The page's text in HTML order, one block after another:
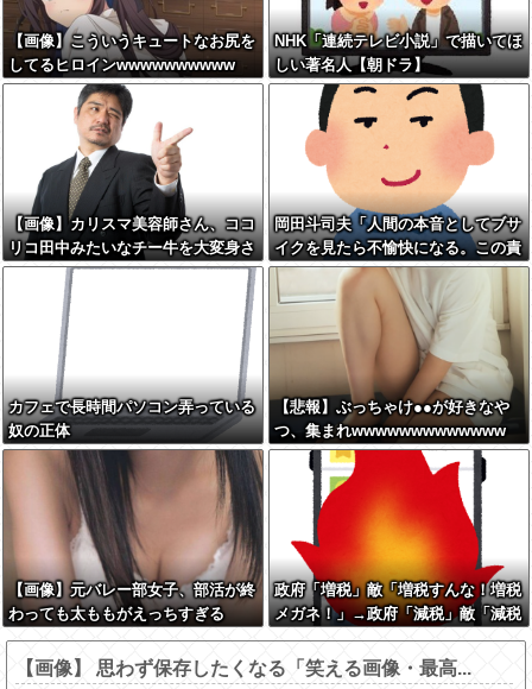
【画像】こういうキュートなお尻を
してるヒロインwwwwwwwwww
NHK「連続テレビ小説」で描いてほ
しい著名人【朝ドラ】
【画像】カリスマ美容師さん、ココ
リコ田中みたいなチー牛を大変身さ
せた結果がこちらw w w w w w w
w w w w
岡田斗司夫「人間の本音としてブサ
イクを見たら不愉快になる。この責
任をどうとるんだ」
カフェで長時間パソコン弄っている
奴の正体
【悲報】ぶっちゃけ●●が好きなや
つ、集まれwwwwwwwwwwwww
【画像】元バレー部女子、部活が終
わっても太ももがえっちすぎる
政府「増税」敵「増税すんな！増税
メガネ！」→政府「減税」敵「減税
すんな！社会保障どうなる！」
【画像】 思わず保存したくなる「笑える画像・最高...